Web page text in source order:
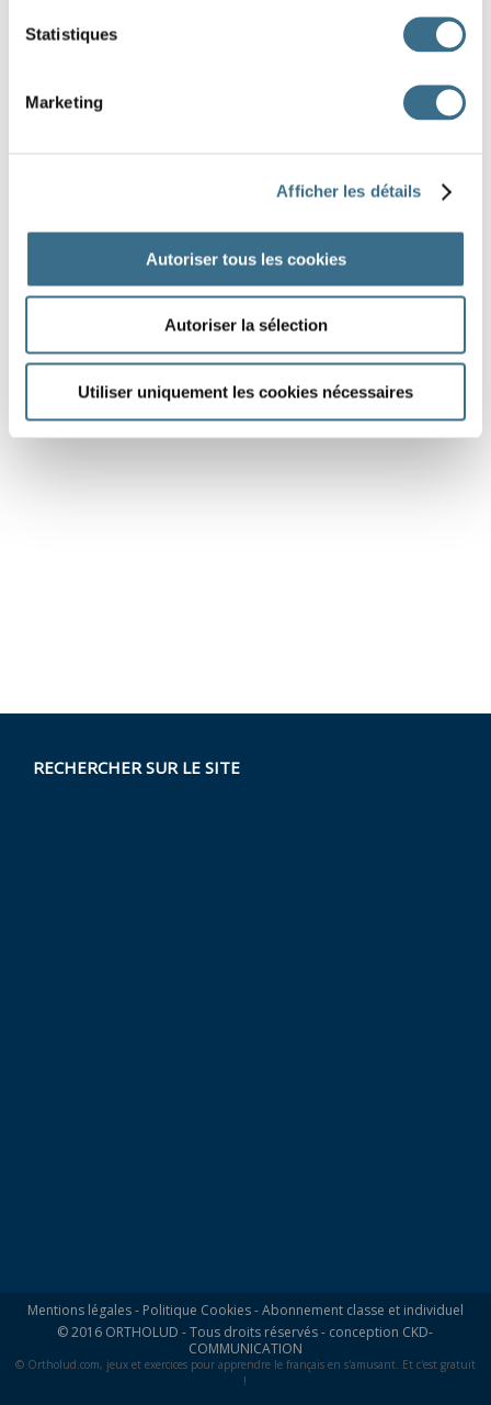
Statistiques
Marketing
Afficher les détails
Autoriser tous les cookies
Autoriser la sélection
Utiliser uniquement les cookies nécessaires
RECHERCHER SUR LE SITE
Mentions légales- Politique Cookies-Abonnement classe et individuel
© 2016 ORTHOLUD - Tous droits réservés - conception CKD-
COMMUNICATION
© Ortholud.com, jeux et exercices pour apprendre le français en s'amusant. Et c'est gratuit
!